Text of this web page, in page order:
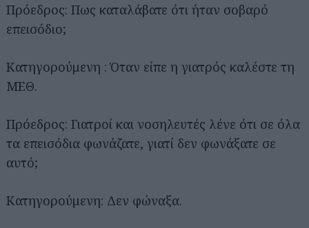
Πρόεδρος: Πως καταλάβατε ότι ήταν σοβαρό
επεισόδιο;
Κατηγορούμενη : Όταν είπε η γιατρός καλέστε τη
ΜΕΘ.
Πρόεδρος: Γιατροί και νοσηλευτές λένε ότι σε όλα
τα επεισόδια φωνάζατε, γιατί δεν φωνάξατε σε
αυτό;
Κατηγορούμενη: Δεν φώναξα.